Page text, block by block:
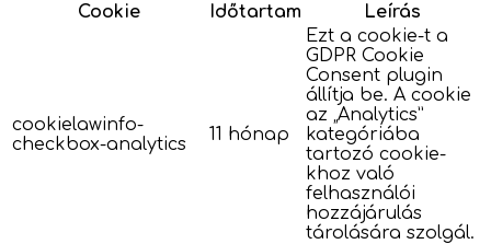
Cookie
Időtartam Leírás
cookielawinfo-
checkbox-analytics
11 hónap
Ezt a cookie-t a
GDPR Cookie
Consent plugin
állítja be. A cookie
az „Analytics”
kategóriába
tartozó cookie-
khoz való
felhasználói
hozzájárulás
tárolására szolgál.